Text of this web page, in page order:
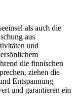
als auch die
aus
und
die finnischen
ziehen die
Entspannung
und garantieren ein